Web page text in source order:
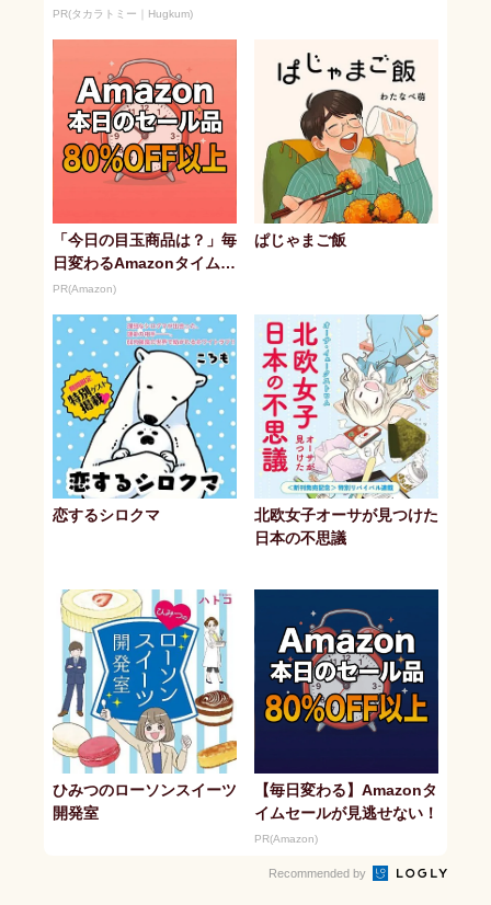
セリフが盛りだくさんの
PR(タカラトミー｜Hugkum)
「今日の目玉商品は？」毎
日変わるAmazonタイムセ
ールが見逃せない
PR(Amazon)
ぱじゃまご飯
恋するシロクマ
北欧女子オーサが見つけた
日本の不思議
ひみつのローソンスイーツ
開発室
【毎日変わる】Amazonタ
イムセールが見逃せない！
PR(Amazon)
Recommended by